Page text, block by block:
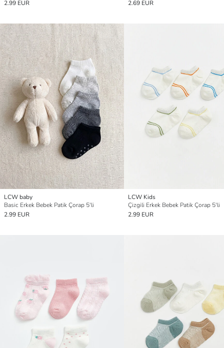
2.99 EUR 2.69 EUR
LCW baby
Basic Erkek Bebek Patik Çorap 5'li
2.99 EUR
LCW Kids
Çizgili Erkek Bebek Patik Çorap 5'li
2.99 EUR